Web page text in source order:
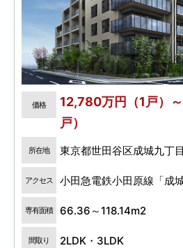
価格
12,780万円（1戸）
戸）
所在地 東京都世田谷区成城九丁
アクセス 小田急電鉄小田原線「成
専有面積 66.36～118.14m2
間取り 2LDK・3LDK